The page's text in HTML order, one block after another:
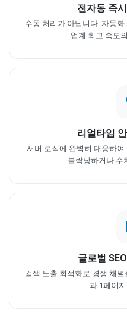
전자동 즉
수동 처리가 아닙니다. 자동
업계 최고 속도
리얼타임
서버 로직에 완벽히 대응하
블락당하거나 수
글로벌
검색 노출 최적화로 경쟁 채
과 1페이